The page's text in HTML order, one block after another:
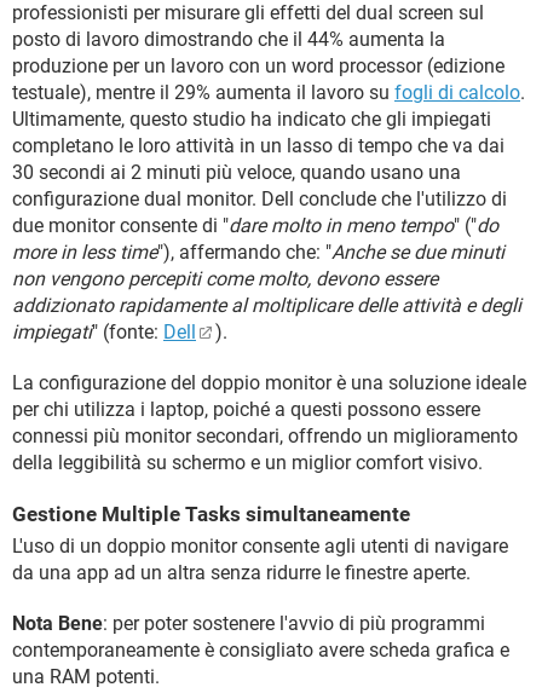
professionisti per misurare gli effetti del dual screen sul
posto di lavoro dimostrando che il 44% aumenta la
produzione per un lavoro con un word processor (edizione
testuale), mentre il 29% aumenta il lavoro su fogli di calcolo.
Ultimamente, questo studio ha indicato che gli impiegati
completano le loro attività in un lasso di tempo che va dai
30 secondi ai 2 minuti più veloce, quando usano una
configurazione dual monitor. Dell conclude che l'utilizzo di
due monitor consente di "dare molto in meno tempo" ("do
more in less time"), affermando che: "Anche se due minuti
non vengono percepiti come molto, devono essere
addizionato rapidamente al moltiplicare delle attività e degli
impiegati" (fonte: Dell ).
La configurazione del doppio monitor è una soluzione ideale
per chi utilizza i laptop, poiché a questi possono essere
connessi più monitor secondari, offrendo un miglioramento
della leggibilità su schermo e un miglior comfort visivo.
Gestione Multiple Tasks simultaneamente
L'uso di un doppio monitor consente agli utenti di navigare
da una app ad un altra senza ridurre le finestre aperte.
Nota Bene: per poter sostenere l'avvio di più programmi
contemporaneamente è consigliato avere scheda grafica e
una RAM potenti.